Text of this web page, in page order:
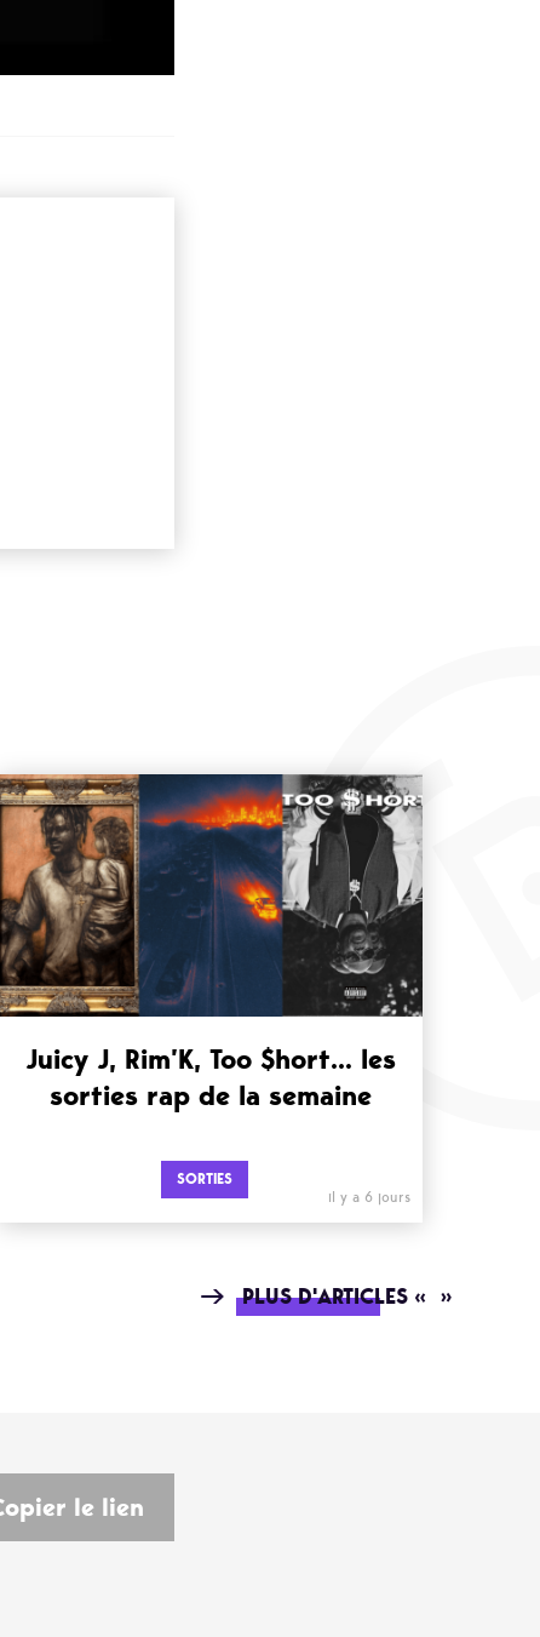
Juicy J, Rim’K, Too $hort… les
sorties rap de la semaine
SORTIES
il y a 6 jours
PLUS D'ARTICLES « »
le lien